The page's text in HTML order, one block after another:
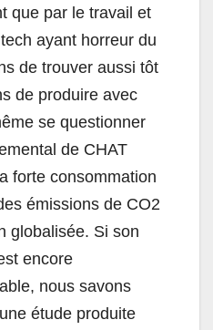
que par le travail et
ayant horreur du
de trouver aussi tôt
de produire avec
se questionner
de CHAT
forte consommation
émissions de CO2
globalisée. Si son
encore
nous savons
étude produite